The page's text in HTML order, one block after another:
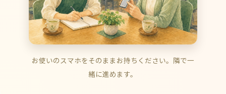
お使いのスマホをそのままお持ちください。隣で一
緒に進めます。